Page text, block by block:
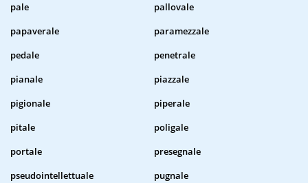
pale
pallovale
papaverale
paramezzale
pedale
penetrale
pianale
piazzale
pigionale
piperale
pitale
poligale
portale
presegnale
pseudointellettuale
pugnale